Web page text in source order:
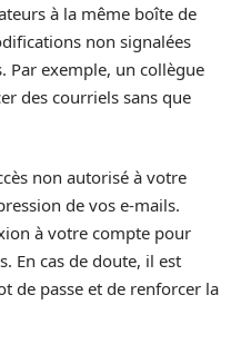
à la même boîte de
non signalées
Par exemple, un collègue
des courriels sans que
non autorisé à votre
de vos e-mails.
à votre compte pour
En cas de doute, il est
de passe et de renforcer la